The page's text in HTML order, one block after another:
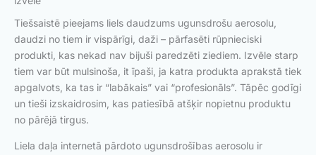
Tiešsaistē pieejams liels daudzums ugunsdrošu aerosolu,
daudzi no tiem ir vispārīgi, daži – pārfasēti rūpnieciski
produkti, kas nekad nav bijuši paredzēti ziediem. Izvēle starp
tiem var būt mulsinoša, it īpaši, ja katra produkta aprakstā tiek
apgalvots, ka tas ir “labākais” vai “profesionāls”. Tāpēc godīgi
un tieši izskaidrosim, kas patiesībā atšķir nopietnu produktu
no pārējā tirgus.
Liela daļa internetā pārdoto ugunsdrošības aerosolu ir